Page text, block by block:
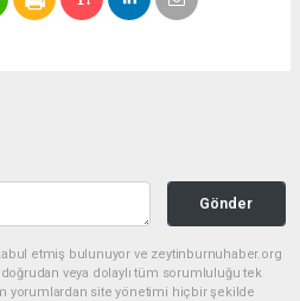
Gönder
etmiş bulunuyor ve zeytinburnuhaber.org
veya dolaylı tüm sorumluluğu tek
yorumlardan site yönetimi hiçbir şekilde